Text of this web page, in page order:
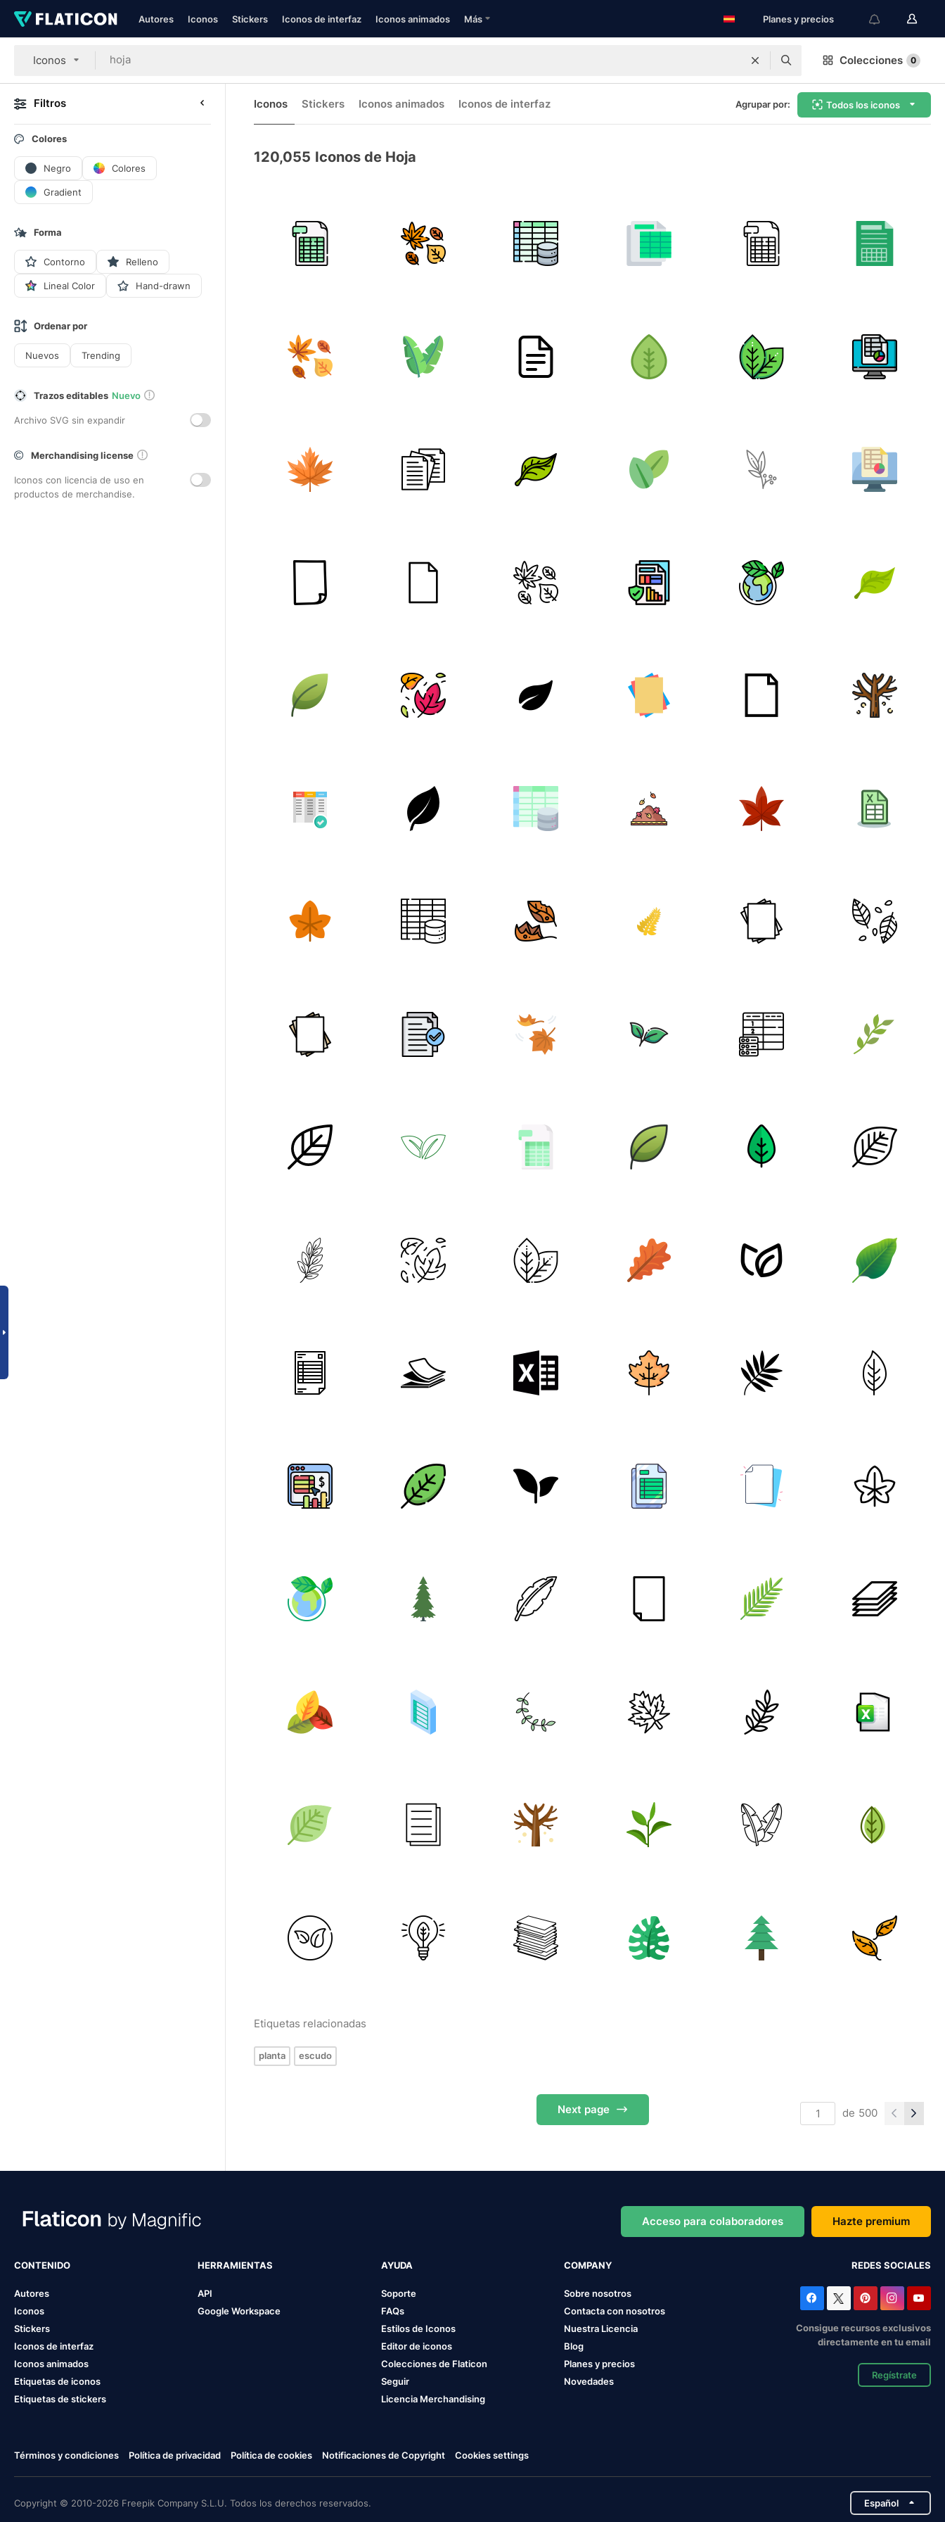
Autores Iconos Stickers Iconos de interfaz Iconos animados Más Planes y precios
Iconos Colecciones 0
Filtros
Colores
Negro Colores
Gradient
Forma
Contorno Relleno
Lineal Color Hand-drawn
Ordenar por
Nuevos Trending
Trazos editables Nuevo
Archivo SVG sin expandir
Merchandising license
Iconos con licencia de uso en
productos de merchandise.
Iconos Stickers Iconos animados Iconos de interfaz Agrupar por: Todos los iconos
120,055 Iconos de Hoja
Etiquetas relacionadas
planta escudo
Next page de 500
Acceso para colaboradores Hazte premium
CONTENIDO
Autores
Iconos
Stickers
Iconos de interfaz
Iconos animados
Etiquetas de iconos
Etiquetas de stickers
HERRAMIENTAS
API
Google Workspace
AYUDA
Soporte
FAQs
Estilos de Iconos
Editor de iconos
Colecciones de Flaticon
Seguir
Licencia Merchandising
COMPANY
Sobre nosotros
Contacta con nosotros
Nuestra Licencia
Blog
Planes y precios
Novedades
REDES SOCIALES
Consigue recursos exclusivos
directamente en tu email
Regístrate
Términos y condiciones Política de privacidad Política de cookies Notificaciones de Copyright Cookies settings
Copyright © 2010-2026 Freepik Company S.L.U. Todos los derechos reservados. Español